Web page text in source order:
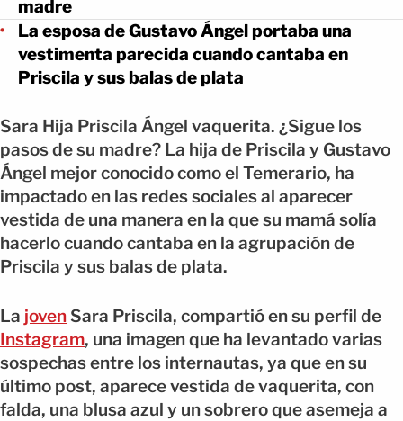
madre
La esposa de Gustavo Ángel portaba una
vestimenta parecida cuando cantaba en
Priscila y sus balas de plata
Sara Hija Priscila Ángel vaquerita. ¿Sigue los
pasos de su madre? La hija de Priscila y Gustavo
Ángel mejor conocido como el Temerario, ha
impactado en las redes sociales al aparecer
vestida de una manera en la que su mamá solía
hacerlo cuando cantaba en la agrupación de
Priscila y sus balas de plata.
La jovenSara Priscila, compartió en su perfil de
Instagram, una imagen que ha levantado varias
sospechas entre los internautas, ya que en su
último post, aparece vestida de vaquerita, con
falda, una blusa azul y un sobrero que asemeja a